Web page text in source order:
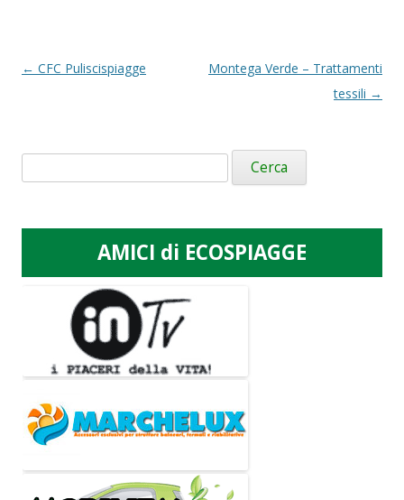
Navigazione
← CFC Puliscispiagge
Montega Verde – Trattamenti
tessili →
Ricerca
per:
AMICI di ECOSPIAGGE